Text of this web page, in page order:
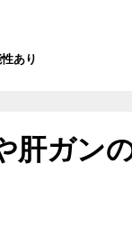
あり
肝ガン